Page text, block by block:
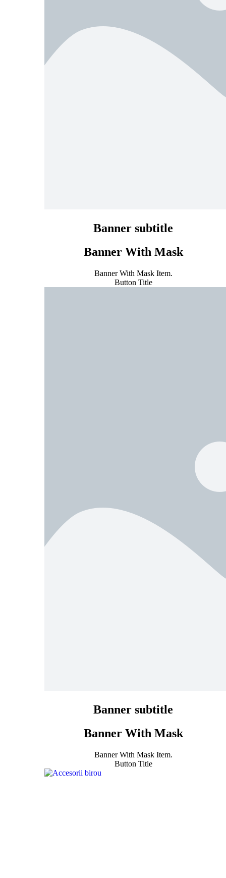
Banner subtitle
Banner With Mask
Banner With Mask Item.
Button Title
Banner subtitle
Banner With Mask
Banner With Mask Item.
Button Title